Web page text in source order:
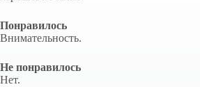
Понравилось
Внимательность.
Не понравилось
Нет.